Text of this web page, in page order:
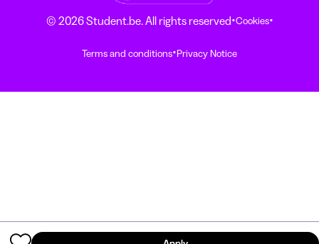
© 2026 Student.be. All rights reserved·Cookies·
Terms and conditions·Privacy Notice